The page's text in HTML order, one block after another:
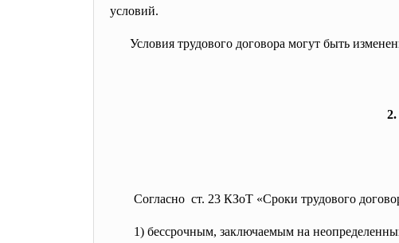
условий.
Условия трудового договора могут быть
Согласно ст. 23 КЗоТ «Сроки трудового
1) бессрочным, заключаемым на